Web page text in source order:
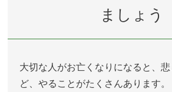
ましょう
大切な人がお亡くなりになると、
ど、やることがたくさんあります。